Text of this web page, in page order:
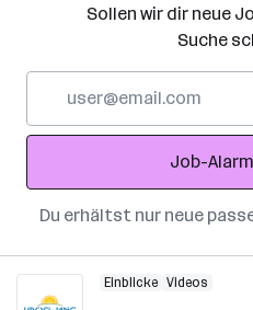
Sollen wir dir neue
Suche
Adresse
Job-
Du erhältst nur neue
Einblicke Videos